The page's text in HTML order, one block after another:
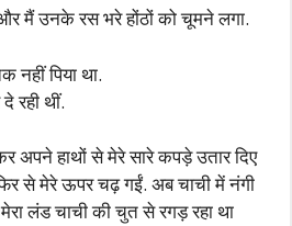
मैं उनके रस भरे होंठों को चूमने लगा.
नहीं पिया था.
रही थीं.
अपने हाथों से मेरे सारे कपड़े उतार दिए
से मेरे ऊपर चढ़ गईं. अब चाची में नंगी
लंड चाची की चुत से रगड़ रहा था